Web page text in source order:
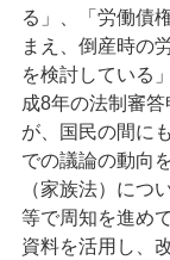
る」、「労働債
まえ、倒産時の
を検討している
成8年の法制審
が、国民の間に
での議論の動向
（家族法）につ
等で周知を進め
資料を活用し、